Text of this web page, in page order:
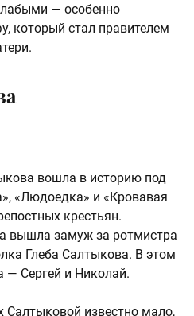
— особенно
который стал правителем
вошла в историю под
«Людоедка» и «Кровавая
крестьян.
вышла замуж за ротмистра
Глеба Салтыкова. В этом
— Сергей и Николай.
Салтыковой известно мало,